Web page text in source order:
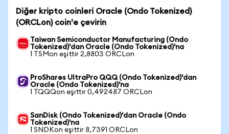
Diğer kripto coinleri Oracle (Ondo Tokenized)
(ORCLon) coin'e çevirin
Taiwan Semiconductor Manufacturing (Ondo
Tokenized)'dan Oracle (Ondo Tokenized)'na
1 TSMon eşittir 2,8803 ORCLon
ProShares UltraPro QQQ (Ondo Tokenized)'dan
Oracle (Ondo Tokenized)'na
1 TQQQon eşittir 0,492487 ORCLon
SanDisk (Ondo Tokenized)'dan Oracle (Ondo
Tokenized)'na
1 SNDKon eşittir 8,7391 ORCLon